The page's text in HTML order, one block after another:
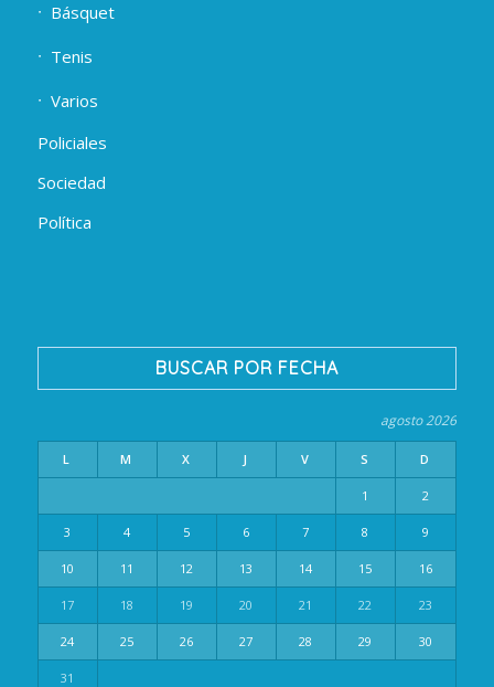
Básquet
Tenis
Varios
Policiales
Sociedad
Política
BUSCAR POR FECHA
agosto 2026
L M X J V S D
1 2
3 4 5 6 7 8 9
10 11 12 13 14 15 16
17 18 19 20 21 22 23
24 25 26 27 28 29 30
31